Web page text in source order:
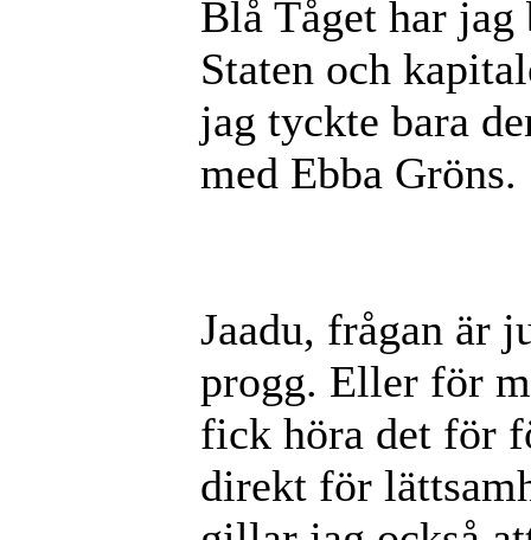
Blå Tåget har
Staten och
jag tyckte bara
med Ebba Gröns.
Jaadu, frågan är
progg. Eller för
fick höra det för
direkt för